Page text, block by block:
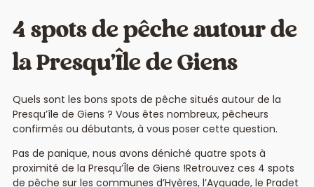
4 spots de pêche autour de
la Presqu’Île de Giens
Quels sont les bons spots de pêche situés autour de la
Presqu’île de Giens ? Vous êtes nombreux, pêcheurs
confirmés ou débutants, à vous poser cette question.
Pas de panique, nous avons déniché quatre spots à
proximité de la Presqu’Île de Giens !Retrouvez ces 4 spots
de pêche sur les communes d’Hyères, l’Ayguade, le Pradet